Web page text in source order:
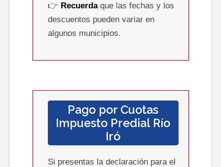
👉 Recuerdaque las fechas y los
descuentos pueden variar en
algunos municipios.
Pago por Cuotas
Impuesto Predial Río
Iró
Si presentas la declaración para el